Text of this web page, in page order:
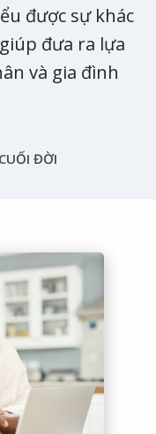
được sự khác
đưa ra lựa
và gia đình
ĐỜI